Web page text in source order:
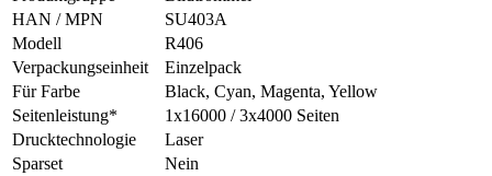
HAN / MPN
SU403A
Modell
R406
Verpackungseinheit
Einzelpack
Für Farbe
Black, Cyan, Magenta, Yellow
Seitenleistung*
1x16000 / 3x4000 Seiten
Drucktechnologie
Laser
Sparset
Nein